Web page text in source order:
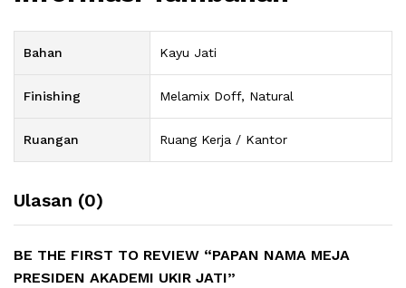
Bahan Kayu Jati
Finishing Melamix Doff, Natural
Ruangan Ruang Kerja / Kantor
Ulasan (0)
BE THE FIRST TO REVIEW “PAPAN NAMA MEJA
PRESIDEN AKADEMI UKIR JATI”